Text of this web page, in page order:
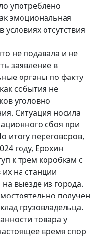
употреблено
эмоциональная
условиях отсутствия
не подавала и не
заявление в
органы по факту
события не
уголовно
Ситуация носила
сбоя при
итогу переговоров,
году, Ерохин
к трем коробкам с
на станции
выезде из города.
получен
грузовладельца.
товара у
время спор